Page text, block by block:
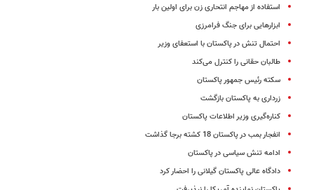
استفاده از مهاجم انتحاری زن برای اولین بار
ابزارهایی برای جنگ فرامرزی
احتمال تنش در پاکستان با استعفای وزیر
طالبان حقانی را کنترل می‌کند
سکته رئیس جمهور پاکستان
زرداری به پاکستان بازگشت
کناره‌گیری وزیر اطلاعات پاکستان
انفجار بمب در پاکستان 18 کشته برجا گذاشت
ادامه تنش سیاسی در پاکستان
دادگاه عالی پاکستان گیلانی را احضار کرد